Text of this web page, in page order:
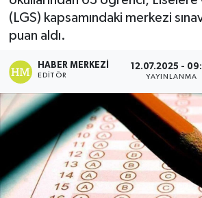
(LGS) kapsamındaki merkezi
puan aldı.
HABER MERKEZI
EDITÖR
12.07.2025 -
YAYINLANMA